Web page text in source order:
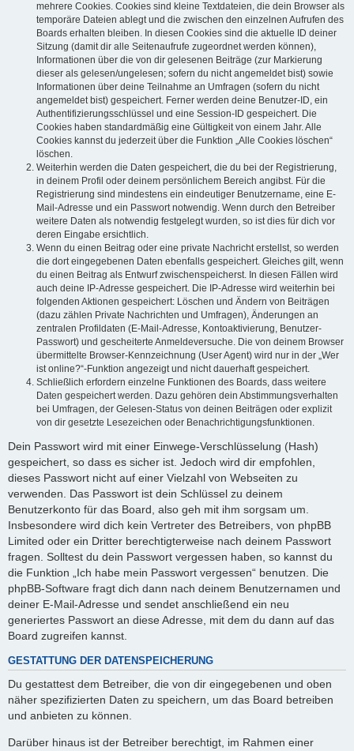
mehrere Cookies. Cookies sind kleine Textdateien, die dein Browser als
temporäre Dateien ablegt und die zwischen den einzelnen Aufrufen des
Boards erhalten bleiben. In diesen Cookies sind die aktuelle ID deiner
Sitzung (damit dir alle Seitenaufrufe zugeordnet werden können),
Informationen über die von dir gelesenen Beiträge (zur Markierung
dieser als gelesen/ungelesen; sofern du nicht angemeldet bist) sowie
Informationen über deine Teilnahme an Umfragen (sofern du nicht
angemeldet bist) gespeichert. Ferner werden deine Benutzer-ID, ein
Authentifizierungsschlüssel und eine Session-ID gespeichert. Die
Cookies haben standardmäßig eine Gültigkeit von einem Jahr. Alle
Cookies kannst du jederzeit über die Funktion „Alle Cookies löschen“
löschen.
Weiterhin werden die Daten gespeichert, die du bei der Registrierung,
in deinem Profil oder deinem persönlichem Bereich angibst. Für die
Registrierung sind mindestens ein eindeutiger Benutzername, eine E-
Mail-Adresse und ein Passwort notwendig. Wenn durch den Betreiber
weitere Daten als notwendig festgelegt wurden, so ist dies für dich vor
deren Eingabe ersichtlich.
Wenn du einen Beitrag oder eine private Nachricht erstellst, so werden
die dort eingegebenen Daten ebenfalls gespeichert. Gleiches gilt, wenn
du einen Beitrag als Entwurf zwischenspeicherst. In diesen Fällen wird
auch deine IP-Adresse gespeichert. Die IP-Adresse wird weiterhin bei
folgenden Aktionen gespeichert: Löschen und Ändern von Beiträgen
(dazu zählen Private Nachrichten und Umfragen), Änderungen an
zentralen Profildaten (E-Mail-Adresse, Kontoaktivierung, Benutzer-
Passwort) und gescheiterte Anmeldeversuche. Die von deinem Browser
übermittelte Browser-Kennzeichnung (User Agent) wird nur in der „Wer
ist online?“-Funktion angezeigt und nicht dauerhaft gespeichert.
Schließlich erfordern einzelne Funktionen des Boards, dass weitere
Daten gespeichert werden. Dazu gehören dein Abstimmungsverhalten
bei Umfragen, der Gelesen-Status von deinen Beiträgen oder explizit
von dir gesetzte Lesezeichen oder Benachrichtigungsfunktionen.
Dein Passwort wird mit einer Einwege-Verschlüsselung (Hash)
gespeichert, so dass es sicher ist. Jedoch wird dir empfohlen,
dieses Passwort nicht auf einer Vielzahl von Webseiten zu
verwenden. Das Passwort ist dein Schlüssel zu deinem
Benutzerkonto für das Board, also geh mit ihm sorgsam um.
Insbesondere wird dich kein Vertreter des Betreibers, von phpBB
Limited oder ein Dritter berechtigterweise nach deinem Passwort
fragen. Solltest du dein Passwort vergessen haben, so kannst du
die Funktion „Ich habe mein Passwort vergessen“ benutzen. Die
phpBB-Software fragt dich dann nach deinem Benutzernamen und
deiner E-Mail-Adresse und sendet anschließend ein neu
generiertes Passwort an diese Adresse, mit dem du dann auf das
Board zugreifen kannst.
GESTATTUNG DER DATENSPEICHERUNG
Du gestattest dem Betreiber, die von dir eingegebenen und oben
näher spezifizierten Daten zu speichern, um das Board betreiben
und anbieten zu können.
Darüber hinaus ist der Betreiber berechtigt, im Rahmen einer